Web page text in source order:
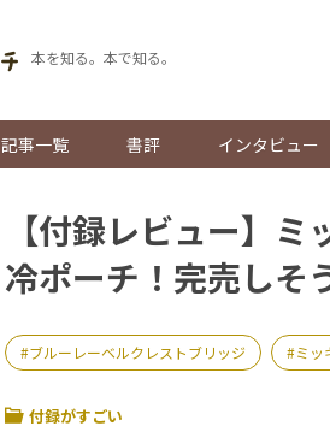
本を知る。本で知る。
記事一覧 書評 インタビュー
【付録レビュー】
冷ポーチ！完売しそ
ブルーレーベルクレストブリッジ ミッ
付録がすごい